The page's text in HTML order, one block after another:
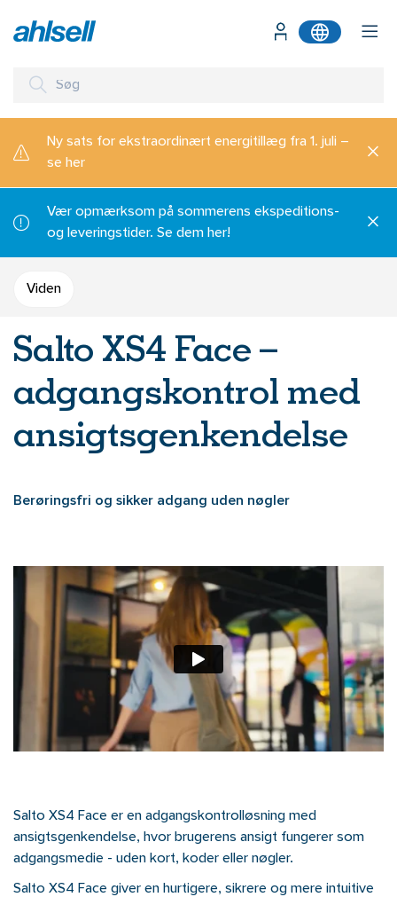
Ny sats for ekstraordinært energitillæg fra 1. juli –
se her
Vær opmærksom på sommerens ekspeditions-
og leveringstider. Se dem her!
Viden
Salto XS4 Face –
adgangskontrol med
ansigtsgenkendelse
Berøringsfri og sikker adgang uden nøgler
Salto XS4 Face er en adgangskontrolløsning med
ansigtsgenkendelse, hvor brugerens ansigt fungerer som
adgangsmedie - uden kort, koder eller nøgler.
Salto XS4 Face giver en hurtigere, sikrere og mere intuitive